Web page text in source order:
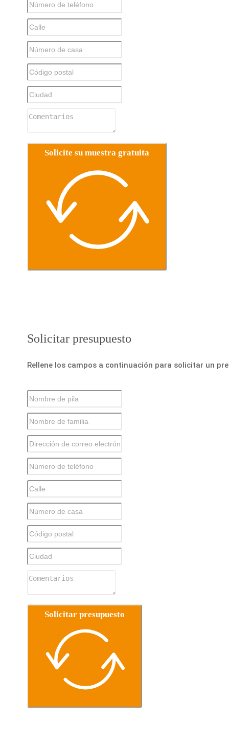
Solicite su muestra gratuita
Solicitar presupuesto
Rellene los campos a continuación para solicitar un
Solicitar presupuesto